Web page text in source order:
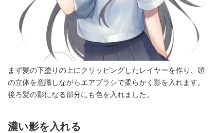
まず髪の下塗りの上にクリッピングしたレイヤーを作り、頭
の立体を意識しながらエアブラシで柔らかく影を入れます。
後ろ髪の影になる部分にも色を入れました。
濃い影を入れる